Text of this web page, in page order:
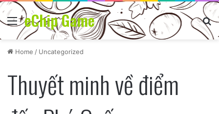
Menu
eChip Game
Home / Uncategorized
Thuyết minh về điểm